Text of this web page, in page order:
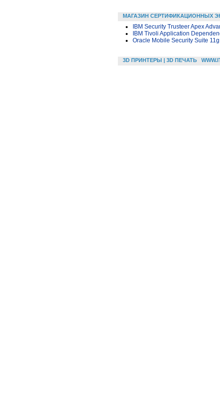
МАГАЗИН СЕРТИФИКАЦИОННЫХ
IBM Security Trusteer Apex
IBM Tivoli Application
Oracle Mobile Security Suite
3D ПРИНТЕРЫ | 3D ПЕЧАТЬ